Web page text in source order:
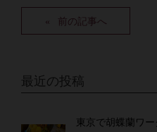
前の記事へ
最近の投稿
東京で胡蝶蘭ワ